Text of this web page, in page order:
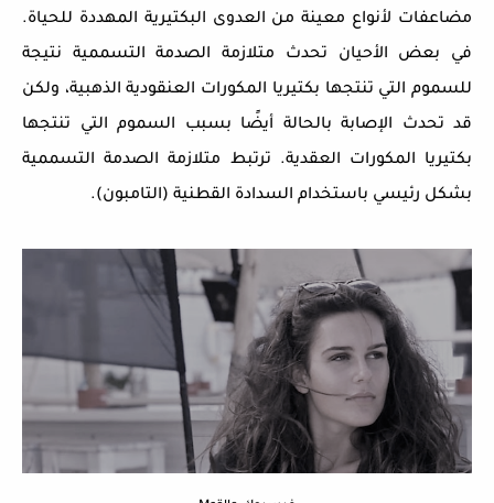
مضاعفات لأنواع معينة من العدوى البكتيرية المهددة للحياة.
في بعض الأحيان تحدث متلازمة الصدمة التسممية نتيجة
للسموم التي تنتجها بكتيريا المكورات العنقودية الذهبية، ولكن
قد تحدث الإصابة بالحالة أيضًا بسبب السموم التي تنتجها
بكتيريا المكورات العقدية. ترتبط متلازمة الصدمة التسممية
بشكل رئيسي باستخدام السدادة القطنية (التامبون).